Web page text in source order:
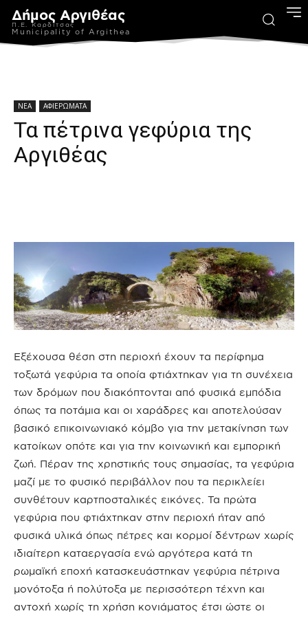
Δήμος Αργιθέας
Π.Ε. Καρδίτσας
Municipality of Argithea
ΝΕΑ ΑΦΙΕΡΩΜΑΤΑ
Τα πέτρινα γεφύρια της
Αργιθέας
Εξέχουσα θέση στη περιοχή έχουν τα περίφημα
τοξωτά γεφύρια τα οποία φτιάχτηκαν για τη συνέχεια
των δρόμων που διακόπτονται από φυσικά εμπόδια
όπως τα ποτάμια και οι χαράδρες και αποτελούσαν
βασικό επικοινωνιακό κόμβο για την μετακίνηση των
κατοίκων οπότε και για την κοινωνική και εμπορική
ζωή. Πέραν της χρηστικής τους σημασίας, τα γεφύρια
μαζί με το φυσικό περιβάλλον που τα περικλείει
συνθέτουν καρτποσταλικές εικόνες. Τα πρώτα
γεφύρια που φτιάχτηκαν στην περιοχή ήταν από
φυσικά υλικά όπως πέτρες και κορμοί δέντρων χωρίς
ιδιαίτερη καταεργασία ενώ αργότερα κατά τη
ρωμαϊκή εποχή κατασκευάστηκαν γεφύρια πέτρινα
μονότοξα ή πολύτοξα με περισσότερη τέχνη και
αντοχή χωρίς τη χρήση κονιάματος έτσι ώστε οι